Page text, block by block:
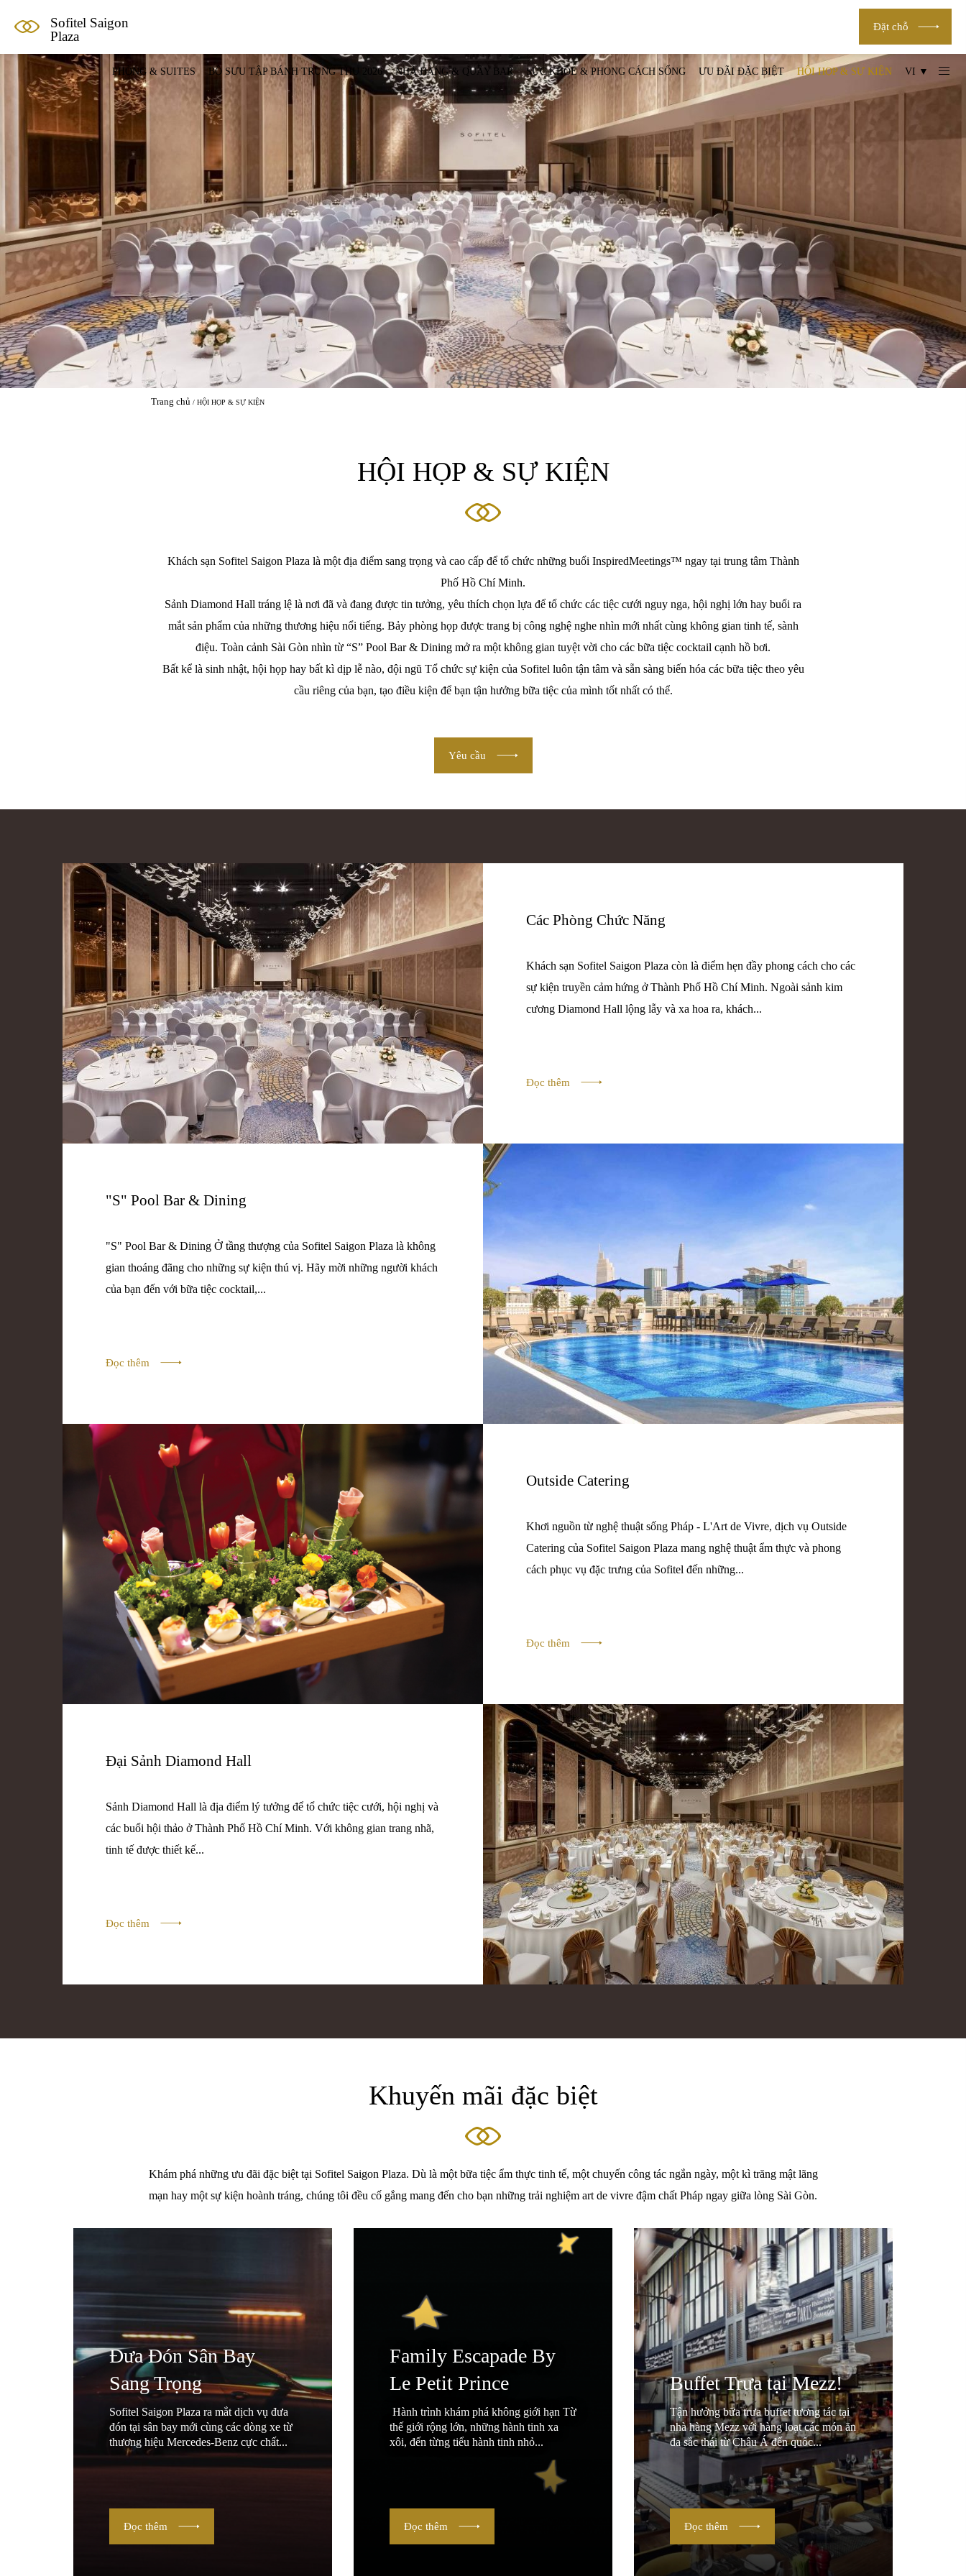
Sofitel Saigon
Plaza
Đặt chỗ
PHÒNG & SUITES BỘ SƯU TẬP BÁNH TRUNG THU 2026 NHÀ HÀNG & QUẦY BAR SỨC KHỎE & PHONG CÁCH SỐNG ƯU ĐÃI ĐẶC BIỆT HỘI HỌP & SỰ KIỆN VI ▼
Trang chủ HỘI HỌP & SỰ KIỆN
HỘI HỌP & SỰ KIỆN
Khách sạn Sofitel Saigon Plaza là một địa điểm sang trọng và cao cấp để tổ chức những buổi InspiredMeetings™ ngay tại trung tâm Thành
Phố Hồ Chí Minh.
Sảnh Diamond Hall tráng lệ là nơi đã và đang được tin tưởng, yêu thích chọn lựa để tổ chức các tiệc cưới nguy nga, hội nghị lớn hay buổi ra
mắt sản phẩm của những thương hiệu nổi tiếng. Bảy phòng họp được trang bị công nghệ nghe nhìn mới nhất cùng không gian tinh tế, sành
điệu. Toàn cảnh Sài Gòn nhìn từ “S” Pool Bar & Dining mở ra một không gian tuyệt vời cho các bữa tiệc cocktail cạnh hồ bơi.
Bất kể là sinh nhật, hội họp hay bất kì dịp lễ nào, đội ngũ Tổ chức sự kiện của Sofitel luôn tận tâm và sẵn sàng biến hóa các bữa tiệc theo yêu
cầu riêng của bạn, tạo điều kiện để bạn tận hưởng bữa tiệc của mình tốt nhất có thể.
Yêu cầu
Các Phòng Chức Năng
Khách sạn Sofitel Saigon Plaza còn là điểm hẹn đầy phong cách cho các
sự kiện truyền cảm hứng ở Thành Phố Hồ Chí Minh. Ngoài sảnh kim
cương Diamond Hall lộng lẫy và xa hoa ra, khách...
Đọc thêm
"S" Pool Bar & Dining
"S" Pool Bar & Dining Ở tầng thượng của Sofitel Saigon Plaza là không
gian thoáng đãng cho những sự kiện thú vị. Hãy mời những người khách
của bạn đến với bữa tiệc cocktail,...
Đọc thêm
Outside Catering
Khơi nguồn từ nghệ thuật sống Pháp - L'Art de Vivre, dịch vụ Outside
Catering của Sofitel Saigon Plaza mang nghệ thuật ẩm thực và phong
cách phục vụ đặc trưng của Sofitel đến những...
Đọc thêm
Đại Sảnh Diamond Hall
Sảnh Diamond Hall là địa điểm lý tưởng để tổ chức tiệc cưới, hội nghị và
các buổi hội thảo ở Thành Phố Hồ Chí Minh. Với không gian trang nhã,
tinh tế được thiết kế...
Đọc thêm
Khuyến mãi đặc biệt
Khám phá những ưu đãi đặc biệt tại Sofitel Saigon Plaza. Dù là một bữa tiệc ẩm thực tinh tế, một chuyến công tác ngắn ngày, một kì trăng mật lãng
mạn hay một sự kiện hoành tráng, chúng tôi đều cố gắng mang đến cho bạn những trải nghiệm art de vivre đậm chất Pháp ngay giữa lòng Sài Gòn.
Đưa Đón Sân Bay
Sang Trọng
Sofitel Saigon Plaza ra mắt dịch vụ đưa
đón tại sân bay mới cùng các dòng xe từ
thương hiệu Mercedes-Benz cực chất...
Đọc thêm
Family Escapade By
Le Petit Prince
Hành trình khám phá không giới hạn Từ
thế giới rộng lớn, những hành tinh xa
xôi, đến từng tiểu hành tinh nhỏ...
Đọc thêm
Buffet Trưa tại Mezz!
Tận hưởng bữa trưa buffet tương tác tại
nhà hàng Mezz với hàng loạt các món ăn
đa sắc thái từ Châu Á đến quốc...
Đọc thêm